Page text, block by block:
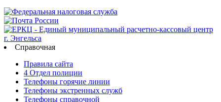
Справочная
Правила сайта
4 Отдел полиции
Телефоны горячие линии
Телефоны экстренных служб
Телефоны справочной